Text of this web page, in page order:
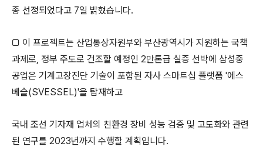
종 선정되었다고 7일 밝혔습니다.
□ 이 프로젝트는 산업통상자원부와 부산광역시가 지원하는 국책
과제로, 정부 주도로 건조할 예정인 2만톤급 실증 선박에 삼성중
공업은 기계고장진단 기술이 포함된 자사 스마트십 플랫폼 '에스
베슬(SVESSEL)'을 탑재하고
국내 조선 기자재 업체의 친환경 장비 성능 검증 및 고도화와 관련
된 연구를 2023년까지 수행할 계획입니다.